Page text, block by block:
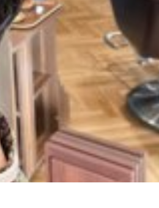
トリートメント